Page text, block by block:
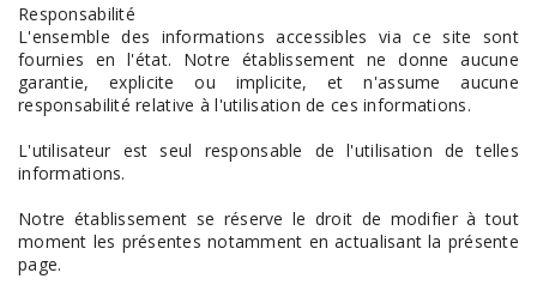
Responsabilité
L'ensemble des informations accessibles via ce site sont
fournies en l'état. Notre établissement ne donne aucune
garantie, explicite ou implicite, et n'assume aucune
responsabilité relative à l'utilisation de ces informations.
L'utilisateur est seul responsable de l'utilisation de telles
informations.
Notre établissement se réserve le droit de modifier à tout
moment les présentes notamment en actualisant la présente
page.